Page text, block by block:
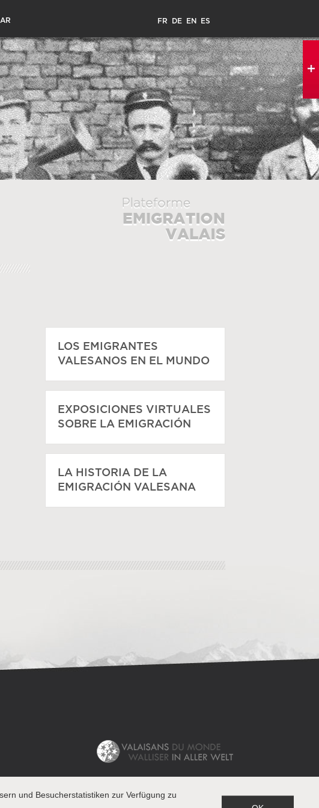
FR DE EN ES
LOS EMIGRANTES
VALESANOS EN EL MUNDO
EXPOSICIONES VIRTUALES
SOBRE LA EMIGRACIÓN
LA HISTORIA DE LA
EMIGRACIÓN VALESANA
und Besucherstatistiken zur Verfügung zu